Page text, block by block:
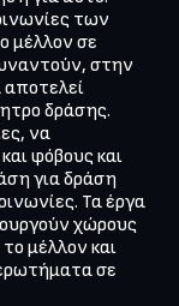
των
μέλλον σε
στην
αποτελεί
δράσης.
να
φόβους και
για δράση
Τα έργα
χώρους
μέλλον και
σε